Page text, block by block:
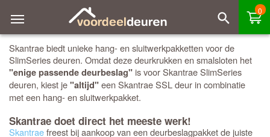
0
Skantrae biedt unieke hang- en sluitwerkpakketten voor de
SlimSeries deuren. Omdat deze deurkrukken en smalsloten het
"enige passende deurbeslag" is voor Skantrae SlimSeries
deuren, kiest je"altijd"een Skantrae SSL deur in combinatie
met een hang- en sluitwerkpakket.
Skantrae doet direct het meeste werk!
Skantraefreest bij aankoop van een deurbeslagpakket de juiste